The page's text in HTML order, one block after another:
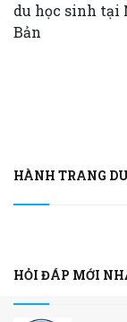
du học sinh tại
Bản
HÀNH TRANG
HỎI ĐÁP MỚI